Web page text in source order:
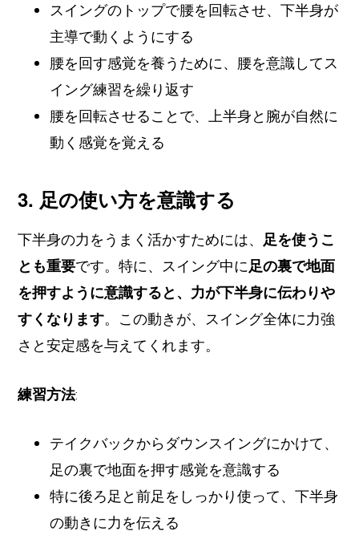
スイングのトップで腰を回転させ、下半身が
主導で動くようにする
腰を回す感覚を養うために、腰を意識してス
イング練習を繰り返す
腰を回転させることで、上半身と腕が自然に
動く感覚を覚える
3. 足の使い方を意識する
下半身の力をうまく活かすためには、 足を使うこ
とも重要です。特に、スイング中に足の裏で地面
を押すように意識すると、力が下半身に伝わりや
すくなります。この動きが、スイング全体に力強
さと安定感を与えてくれます。
練習方法:
テイクバックからダウンスイングにかけて、
足の裏で地面を押す感覚を意識する
特に後ろ足と前足をしっかり使って、下半身
の動きに力を伝える